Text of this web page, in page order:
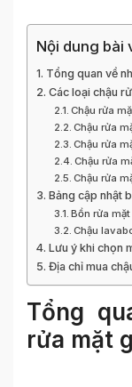
Nội dung bài
Tổng quan về
Các loại chậu
Chậu rửa
Chậu rửa
Chậu rửa
Chậu rửa
Chậu rửa
Bảng cập nhật
Bồn rửa
Chậu
Lưu ý khi chọn
Địa chỉ mua
Tổng
rửa mặt